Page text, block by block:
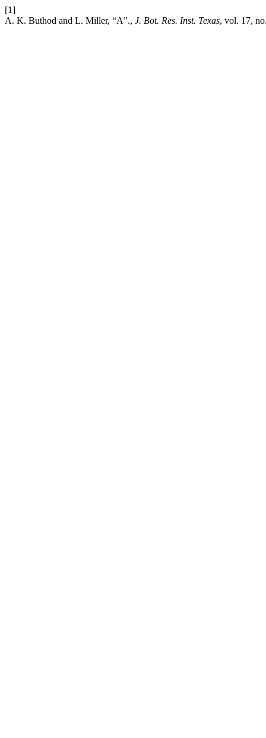
[1]
A. K. Buthod and L. Miller, “A”., J. Bot. Res. Inst. Texas, vol. 17,